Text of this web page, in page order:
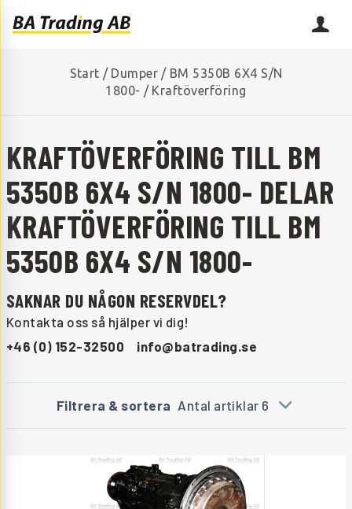
Start / Dumper / BM 5350B 6X4 S/N
1800- / Kraftöverföring
KRAFTÖVERFÖRING TILL BM
5350B 6X4 S/N 1800- DELAR
KRAFTÖVERFÖRING TILL BM
5350B 6X4 S/N 1800-
SAKNAR DU NÅGON RESERVDEL?
Kontakta oss så hjälper vi dig!
+46 (0) 152-32500
info@batrading.se
Filtrera & sortera Antal artiklar 6